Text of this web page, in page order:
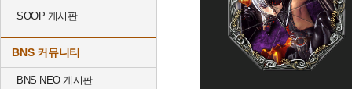
SOOP 게시판
BNS 커뮤니티
BNS NEO 게시판